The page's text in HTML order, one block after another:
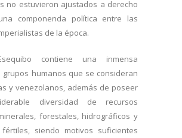
no estuvieron ajustados a derecho
componenda política entre las
de la época.
contiene una inmensa
grupos humanos que se consideran
y venezolanos, además de poseer
diversidad de recursos
forestales, hidrográficos y
siendo motivos suficientes